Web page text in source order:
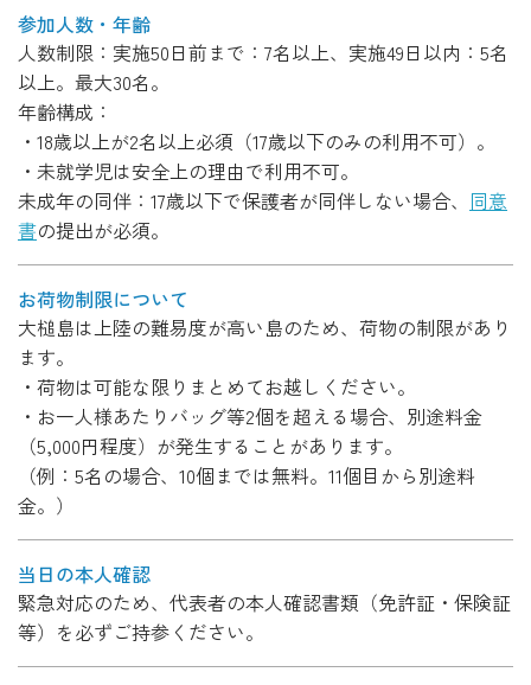
参加人数・年齢
人数制限：実施50日前まで：7名以上、実施49日以内：5名
以上。最大30名。
年齢構成：
・18歳以上が2名以上必須（17歳以下のみの利用不可）。
・未就学児は安全上の理由で利用不可。
未成年の同伴：17歳以下で保護者が同伴しない場合、 同意
書の提出が必須。
お荷物制限について
大槌島は上陸の難易度が高い島のため、荷物の制限があり
ます。
・荷物は可能な限りまとめてお越しください。
・お一人様あたりバッグ等2個を超える場合、別途料金
（5,000円程度）が発生することがあります。
（例：5名の場合、10個までは無料。11個目から別途料
金。）
当日の本人確認
緊急対応のため、代表者の本人確認書類（免許証・保険証
等）を必ずご持参ください。